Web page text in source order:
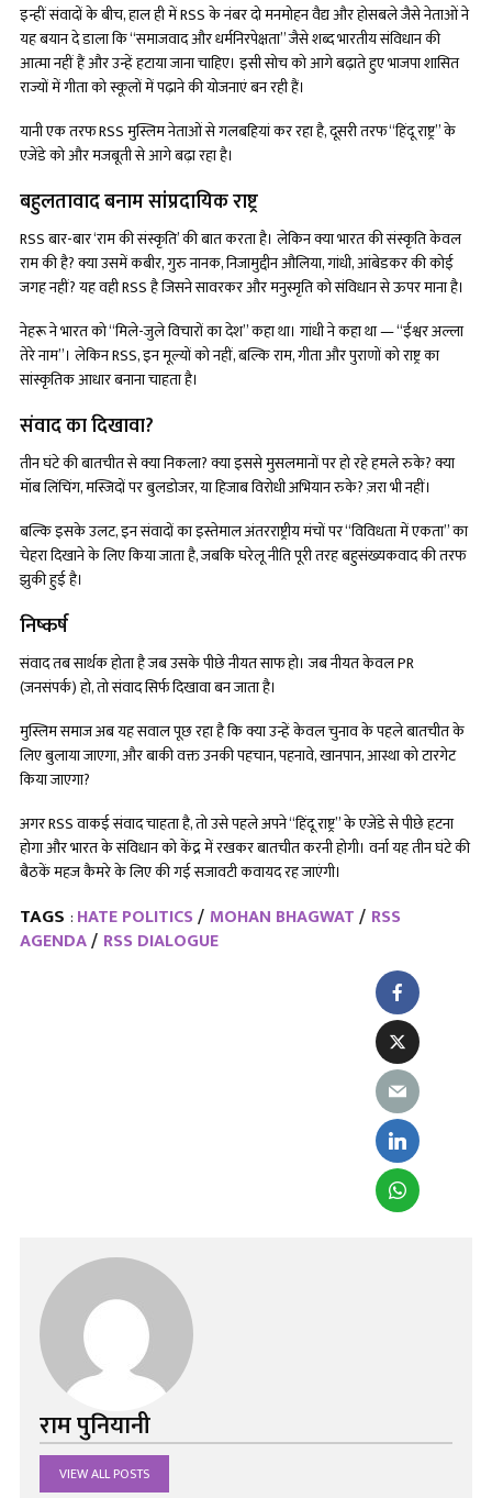
इन्हीं संवादों के बीच, हाल ही में RSS के नंबर दो मनमोहन वैद्य और होसबले जैसे नेताओं ने
यह बयान दे डाला कि “समाजवाद और धर्मनिरपेक्षता” जैसे शब्द भारतीय संविधान की
आत्मा नहीं हैं और उन्हें हटाया जाना चाहिए। इसी सोच को आगे बढ़ाते हुए भाजपा शासित
राज्यों में गीता को स्कूलों में पढ़ाने की योजनाएं बन रही हैं।
यानी एक तरफ RSS मुस्लिम नेताओं से गलबहियां कर रहा है, दूसरी तरफ “हिंदू राष्ट्र” के
एजेंडे को और मजबूती से आगे बढ़ा रहा है।
बहुलतावाद बनाम सांप्रदायिक राष्ट्र
RSS बार-बार ‘राम की संस्कृति’ की बात करता है। लेकिन क्या भारत की संस्कृति केवल
राम की है? क्या उसमें कबीर, गुरु नानक, निजामुद्दीन औलिया, गांधी, आंबेडकर की कोई
जगह नहीं? यह वही RSS है जिसने सावरकर और मनुस्मृति को संविधान से ऊपर माना है।
नेहरू ने भारत को “मिले-जुले विचारों का देश” कहा था। गांधी ने कहा था — “ईश्वर अल्ला
तेरे नाम”। लेकिन RSS, इन मूल्यों को नहीं, बल्कि राम, गीता और पुराणों को राष्ट्र का
सांस्कृतिक आधार बनाना चाहता है।
संवाद का दिखावा?
तीन घंटे की बातचीत से क्या निकला? क्या इससे मुसलमानों पर हो रहे हमले रुके? क्या
मॉब लिंचिंग, मस्जिदों पर बुलडोजर, या हिजाब विरोधी अभियान रुके? ज़रा भी नहीं।
बल्कि इसके उलट, इन संवादों का इस्तेमाल अंतरराष्ट्रीय मंचों पर “विविधता में एकता” का
चेहरा दिखाने के लिए किया जाता है, जबकि घरेलू नीति पूरी तरह बहुसंख्यकवाद की तरफ
झुकी हुई है।
निष्कर्ष
संवाद तब सार्थक होता है जब उसके पीछे नीयत साफ हो। जब नीयत केवल PR
(जनसंपर्क) हो, तो संवाद सिर्फ दिखावा बन जाता है।
मुस्लिम समाज अब यह सवाल पूछ रहा है कि क्या उन्हें केवल चुनाव के पहले बातचीत के
लिए बुलाया जाएगा, और बाकी वक्त उनकी पहचान, पहनावे, खानपान, आस्था को टारगेट
किया जाएगा?
अगर RSS वाकई संवाद चाहता है, तो उसे पहले अपने “हिंदू राष्ट्र” के एजेंडे से पीछे हटना
होगा और भारत के संविधान को केंद्र में रखकर बातचीत करनी होगी। वर्ना यह तीन घंटे की
बैठकें महज कैमरे के लिए की गई सजावटी कवायद रह जाएंगी।
TAGS : HATE POLITICS MOHAN BHAGWAT
RSS
AGENDA RSS DIALOGUE
राम पुनियानी
VIEW ALL POSTS